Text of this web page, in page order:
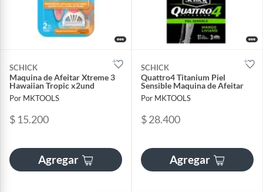
SCHICK
Maquina de Afeitar Xtreme 3
Hawaiian Tropic x2und
Por MKTOOLS
$ 15.200
Agregar
SCHICK
Quattro4 Titanium Piel
Sensible Maquina de Afeitar
Por MKTOOLS
$ 28.400
Agregar